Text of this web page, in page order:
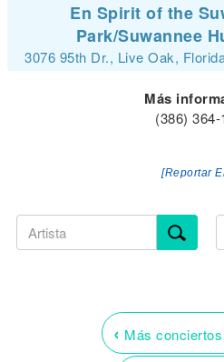
En Spirit of the
Park/Suwannee
3076 95th Dr., Live Oak,
Más
(386) 364-
[Reportar
‹ Más